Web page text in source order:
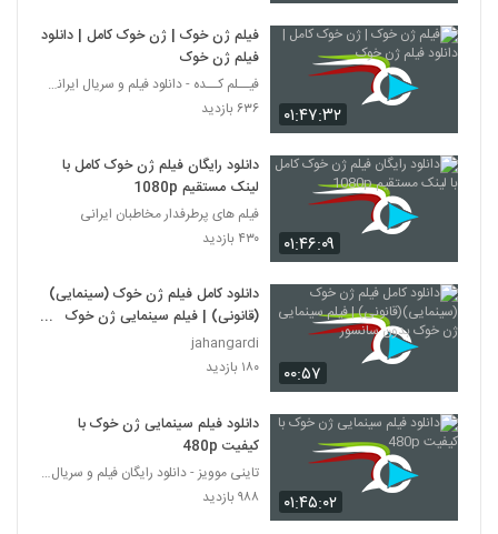
۰۱:۴۷:۳۲
فیلم ژن خوک | ژن خوک کامل | دانلود
فیلم ژن خوک
فیــلم کــده - دانلود فیلم و سریال ایرانی (رایگان)
۶۳۶ بازدید
۰۱:۴۶:۰۹
دانلود رایگان فیلم ژن خوک کامل با
لینک مستقیم 1080p
فیلم های پرطرفدار مخاطبان ایرانی
۴۳۰ بازدید
۰۰:۵۷
دانلود کامل فیلم ژن خوک (سینمایی)
(قانونی) | فیلم سینمایی ژن خوک
بدون سانسور
jahangardi
۱۸۰ بازدید
۰۱:۴۵:۰۲
دانلود فیلم سینمایی ژن خوک با
کیفیت 480p
تاینی موویز - دانلود رایگان فیلم و سریال ایرانی جد
۹۸۸ بازدید